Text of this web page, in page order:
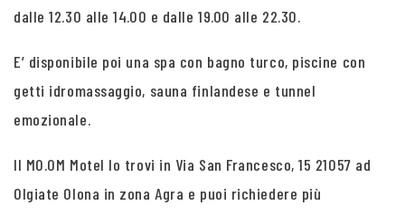
dalle 12.30 alle 14.00 e dalle 19.00 alle 22.30.
E’ disponibile poi una spa con bagno turco, piscine con
getti idromassaggio, sauna finlandese e tunnel
emozionale.
Il MO.OM Motel lo trovi in Via San Francesco, 15 21057 ad
Olgiate Olona in zona Agra e puoi richiedere più